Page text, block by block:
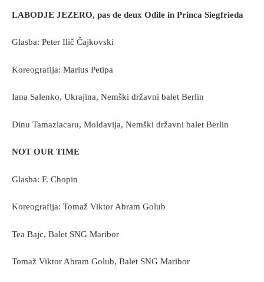
LABODJE JEZERO, pas de deux Odile in Princa Siegfrieda
Glasba: Peter Ilič Čajkovski
Koreografija: Marius Petipa
Iana Salenko, Ukrajina, Nemški državni balet Berlin
Dinu Tamazlacaru, Moldavija, Nemški državni balet Berlin
NOT OUR TIME
Glasba: F. Chopin
Koreografija: Tomaž Viktor Abram Golub
Tea Bajc, Balet SNG Maribor
Tomaž Viktor Abram Golub, Balet SNG Maribor